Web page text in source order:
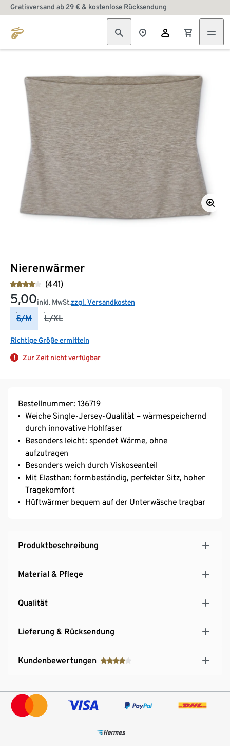
Gratisversand ab 29 € & kostenlose Rücksendung
Nierenwärmer
(441)
5,00inkl. MwSt.zzgl. Versandkosten
S/M L/XL
Richtige Größe ermitteln
Zur Zeit nicht verfügbar
Bestellnummer: 136719
Weiche Single-Jersey-Qualität – wärmespeichernd
durch innovative Hohlfaser
Besonders leicht: spendet Wärme, ohne
aufzutragen
Besonders weich durch Viskoseanteil
Mit Elasthan: formbeständig, perfekter Sitz, hoher
Tragekomfort
Hüftwärmer bequem auf der Unterwäsche tragbar
Produktbeschreibung
Material & Pflege
Qualität
Lieferung & Rücksendung
Kundenbewertungen